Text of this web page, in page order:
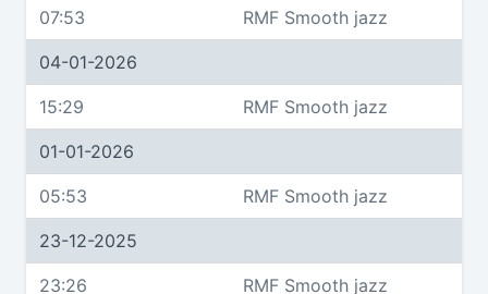
07:53 RMF Smooth jazz
04-01-2026
15:29 RMF Smooth jazz
01-01-2026
05:53 RMF Smooth jazz
23-12-2025
23:26 RMF Smooth jazz